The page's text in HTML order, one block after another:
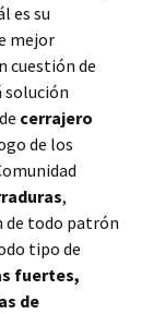
es su
mejor
cuestión de
solución
cerrajero
de los
,
de todo patrón
tipo de
fuertes,
de